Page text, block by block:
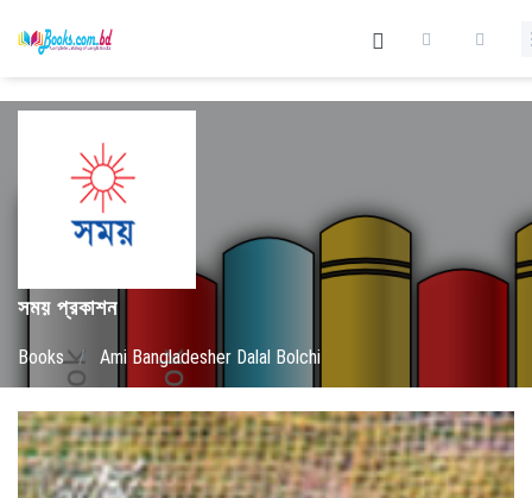
সময় প্রকাশন
Books / Ami Bangladesher Dalal Bolchi